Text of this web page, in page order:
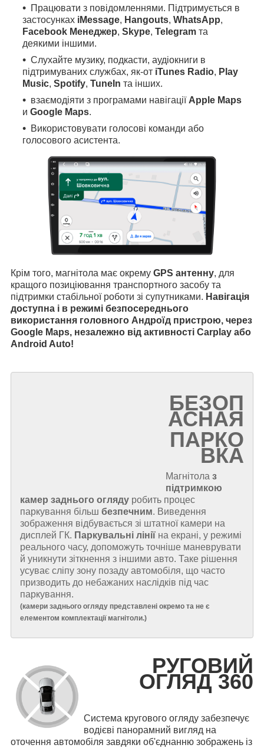
Працювати з повідомленнями. Підтримується в
застосунках iMessage, Hangouts, WhatsApp,
Facebook Менеджер, Skype, Telegram та
деякими іншими.
Слухайте музику, подкасти, аудіокниги в
підтримуваних службах, як-от iTunes Radio, Play
Music, Spotify, TuneIn та інших.
взаємодіяти з програмами навігації Apple Maps
и Google Maps.
Використовувати голосові команди або
голосового асистента.
Крім того, магнітола має окрему GPS антенну, для
кращого позиціювання транспортного засобу та
підтримки стабільної роботи зі супутниками. Навігація
доступна і в режимі безпосереднього
використання головного Андроїд пристрою, через
Google Maps, незалежно від активності Carplay або
Android Auto!
БЕЗОП
АСНАЯ
ПАРКО
ВКА
Магнітола з
підтримкою
камер заднього огляду робить процес
паркування більш безпечним. Виведення
зображення відбувається зі штатної камери на
дисплей ГК. Паркувальні лінії на екрані, у режимі
реального часу, допоможуть точніше маневрувати
й уникнути зіткнення з іншими авто. Таке рішення
усуває сліпу зону позаду автомобіля, що часто
призводить до небажаних наслідків під час
паркування.
(камери заднього огляду представлені окремо та не є
елементом комплектації магнітоли.)
РУГОВИЙ
ОГЛЯД 360
Система кругового огляду забезпечує
водієві панорамний вигляд на
оточення автомобіля завдяки об'єднанню зображень із